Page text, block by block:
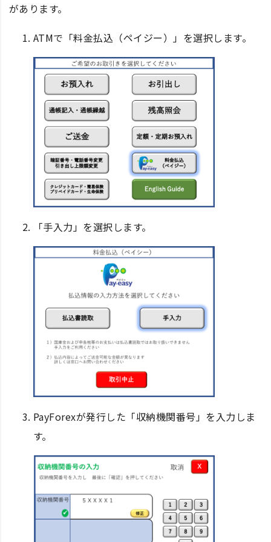
があります。
ATMで「料金払込（ペイジー）」を選択します。
「手入力」を選択します。
PayForexが発行した「収納機関番号」を入力しま
す。